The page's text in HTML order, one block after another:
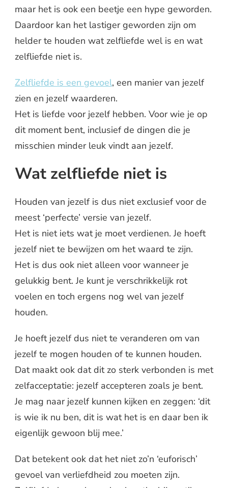
maar het is ook een beetje een hype geworden.
Daardoor kan het lastiger geworden zijn om
helder te houden wat zelfliefde wel is en wat
zelfliefde niet is.
Zelfliefde is een gevoel, een manier van jezelf
zien en jezelf waarderen.
Het is liefde voor jezelf hebben. Voor wie je op
dit moment bent, inclusief de dingen die je
misschien minder leuk vindt aan jezelf.
Wat zelfliefde niet is
Houden van jezelf is dus niet exclusief voor de
meest ‘perfecte’ versie van jezelf.
Het is niet iets wat je moet verdienen. Je hoeft
jezelf niet te bewijzen om het waard te zijn.
Het is dus ook niet alleen voor wanneer je
gelukkig bent. Je kunt je verschrikkelijk rot
voelen en toch ergens nog wel van jezelf
houden.
Je hoeft jezelf dus niet te veranderen om van
jezelf te mogen houden of te kunnen houden.
Dat maakt ook dat dit zo sterk verbonden is met
zelfacceptatie: jezelf accepteren zoals je bent.
Je mag naar jezelf kunnen kijken en zeggen: ‘dit
is wie ik nu ben, dit is wat het is en daar ben ik
eigenlijk gewoon blij mee.’
Dat betekent ook dat het niet zo’n ‘euforisch’
gevoel van verliefdheid zou moeten zijn.